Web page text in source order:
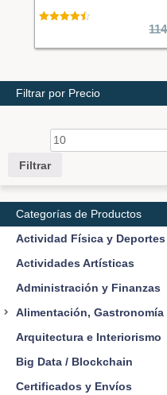
Filtrar por Precio
Filtrar
Categorías de Productos
Actividad Física y Deportes
Actividades Artísticas
Administración y Finanzas
Alimentación, Gastronomía
Arquitectura e Interiorismo
Big Data / Blockchain
Certificados y Envíos
de 5